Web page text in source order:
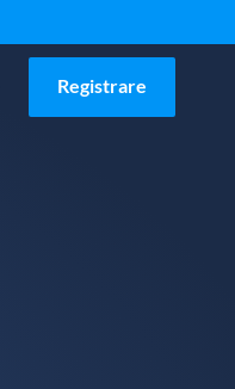
Registrare